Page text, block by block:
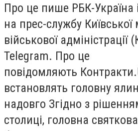
Про це пише РБК-Україна
на прес-службу Київської
військової
Telegram. Про це
повідомляють
встановлять головну
надовго Згідно з
столиці, головна